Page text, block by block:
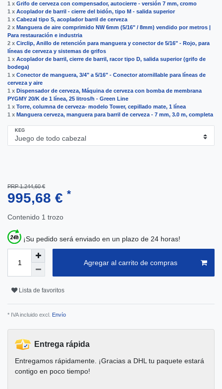
1 x Grifo de cerveza con compensador, autocierre - versión 7 mm, cromo
1 x Acoplador de barril - cierre del bidón, tipo M - salida superior
1 x Cabezal tipo S, acoplador barril de cerveza
2 x Manguera de aire comprimido NW 6mm (5/16" / 8mm) vendido por metros |
Para restauración e industria
2 x Circlip, Anillo de retención para manguera y conector de 5/16" - Rojo, para
líneas de cerveza y sistemas de grifos
1 x Acoplador de barril, cierre de barril, racor tipo D, salida superior (grifo de
bodega)
1 x Conector de manguera, 3/4" a 5/16" - Conector atornillable para líneas de
cerveza y aire
1 x Dispensador de cerveza, Máquina de cerveza con bomba de membrana
PYGMY 20/K de 1 línea, 25 litros/h - Green Line
1 x Torre, сolumna de cerveza- modelo Tower, cepillado mate, 1 línea
1 x Manguera cerveza, manguera para barril de cerveza - 7 mm, 3.0 m, completa
KEG
PRP 1.244,60 €
995,68 € *
Contenido 1 trozo
¡Su pedido será enviado en un plazo de 24 horas!
Agregar al carrito de compras
Lista de favoritos
* IVA incluido excl. Envío
Entrega rápida
Entregamos rápidamente. ¡Gracias a DHL tu paquete estará
contigo en poco tiempo!